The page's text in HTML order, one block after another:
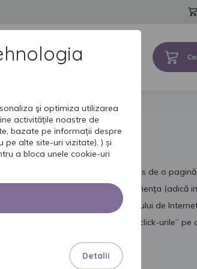
UNIVERSUL SENI INFORMATII DE BAZA
un fragment de informaţie trimis de o
pentru a vă personaliza experienţa (adică
numele de domeniu al furnizorului de
cookies ne permit să trasăm „click-urile” pe
şi optimiza utilizarea
activitățile noastre de
bazate pe informații despre
pe alte site-uri vizitate). ) și
a bloca unele cookie-uri
Detalii